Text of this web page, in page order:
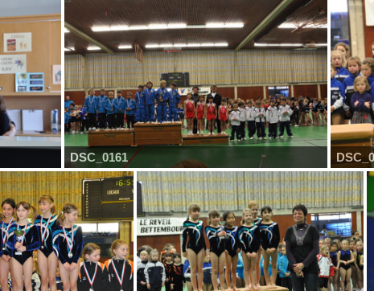
DSC_0161